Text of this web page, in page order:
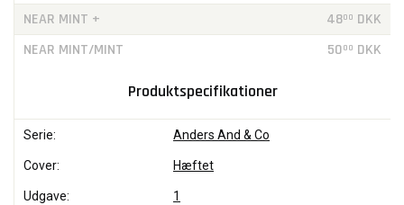
NEAR MINT +
4800 DKK
NEAR MINT/MINT
5000 DKK
Produktspecifikationer
Serie: Anders And & Co
Cover: Hæftet
Udgave: 1